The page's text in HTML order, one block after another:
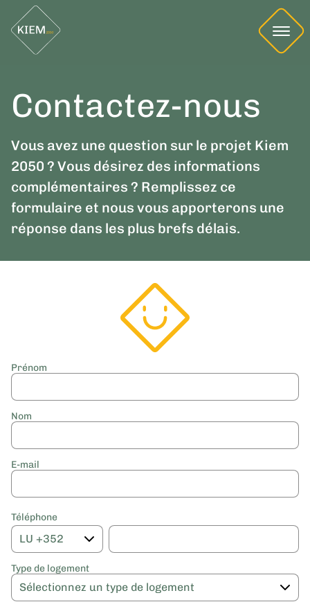
Contactez-nous
Vous avez une question sur le projet Kiem
2050 ? Vous désirez des informations
complémentaires ? Remplissez ce
formulaire et nous vous apporterons une
réponse dans les plus brefs délais.
Prénom
Nom
E-mail
Téléphone
Type de logement